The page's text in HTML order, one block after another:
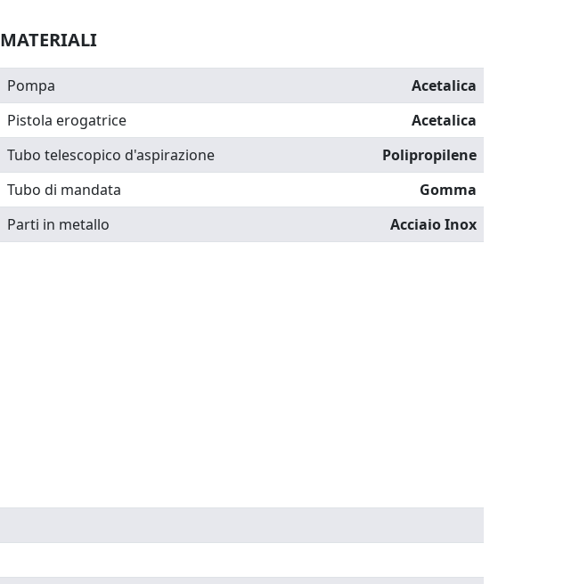
MATERIALI
Pompa
Acetalica
Pistola erogatrice
Acetalica
Tubo telescopico d'aspirazione
Polipropilene
Tubo di mandata
Gomma
Parti in metallo
Acciaio Inox